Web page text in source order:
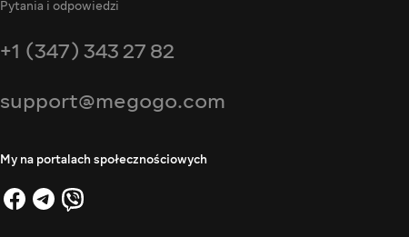
Pytania i odpowiedzi
+1 (347) 343 27 82
support@megogo.com
My na portalach społecznościowych